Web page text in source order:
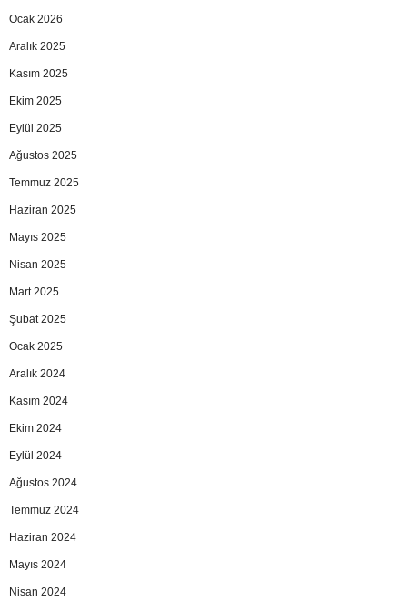
Ocak 2026
Aralık 2025
Kasım 2025
Ekim 2025
Eylül 2025
Ağustos 2025
Temmuz 2025
Haziran 2025
Mayıs 2025
Nisan 2025
Mart 2025
Şubat 2025
Ocak 2025
Aralık 2024
Kasım 2024
Ekim 2024
Eylül 2024
Ağustos 2024
Temmuz 2024
Haziran 2024
Mayıs 2024
Nisan 2024